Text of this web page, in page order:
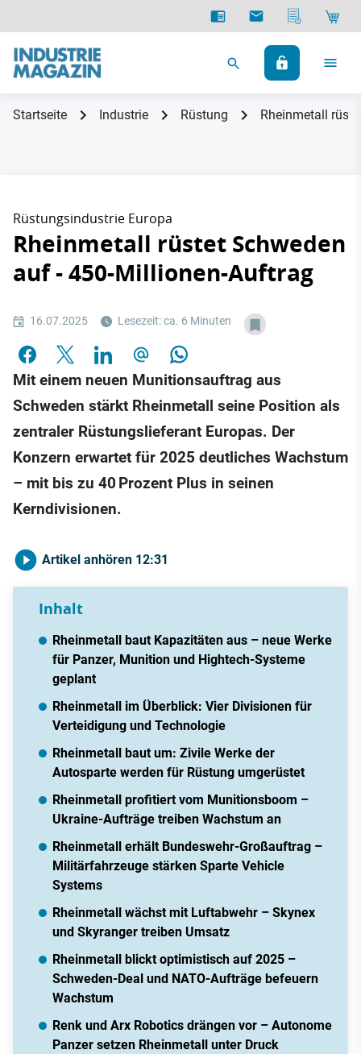
Startseite Industrie Rüstung Rheinmetall
Rüstungsindustrie Europa
Rheinmetall rüstet Schweden
auf - 450-Millionen-Auftrag
16.07.2025 Lesezeit: ca. 6 Minuten
Mit einem neuen Munitionsauftrag aus
Schweden stärkt Rheinmetall seine Position als
zentraler Rüstungslieferant Europas. Der
Konzern erwartet für 2025 deutliches Wachstum
– mit bis zu 40 Prozent Plus in seinen
Kerndivisionen.
Artikel anhören 12:31
Inhalt
Rheinmetall baut Kapazitäten aus – neue Werke
für Panzer, Munition und Hightech-Systeme
geplant
Rheinmetall im Überblick: Vier Divisionen für
Verteidigung und Technologie
Rheinmetall baut um: Zivile Werke der
Autosparte werden für Rüstung umgerüstet
Rheinmetall profitiert vom Munitionsboom –
Ukraine-Aufträge treiben Wachstum an
Rheinmetall erhält Bundeswehr-Großauftrag –
Militärfahrzeuge stärken Sparte Vehicle
Systems
Rheinmetall wächst mit Luftabwehr – Skynex
und Skyranger treiben Umsatz
Rheinmetall blickt optimistisch auf 2025 –
Schweden-Deal und NATO-Aufträge befeuern
Wachstum
Renk und Arx Robotics drängen vor – Autonome
Panzer setzen Rheinmetall unter Druck